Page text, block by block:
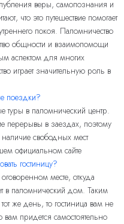
веры, самопознания и
что это путешествие помогает
покоя. Паломничество
общности и взаимопомощи
аспектом для многих
играет значительную роль в
поездки?
в паломнический центр.
перерывы в заездах, поэтому
свободных мест
официальном сайте
гостиницу?
месте, откуда
в паломнический дом. Таким
же день, то гостиница вам не
вам придется самостоятельно